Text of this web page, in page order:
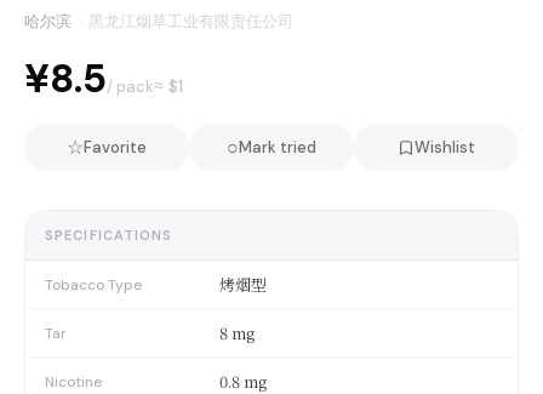
哈尔滨 · 黑龙江烟草工业有限责任公司
¥8.5/ pack≈ $1
☆Favorite ○Mark tried Wishlist
SPECIFICATIONS
Tobacco Type 烤烟型
Tar 8 mg
Nicotine 0.8 mg